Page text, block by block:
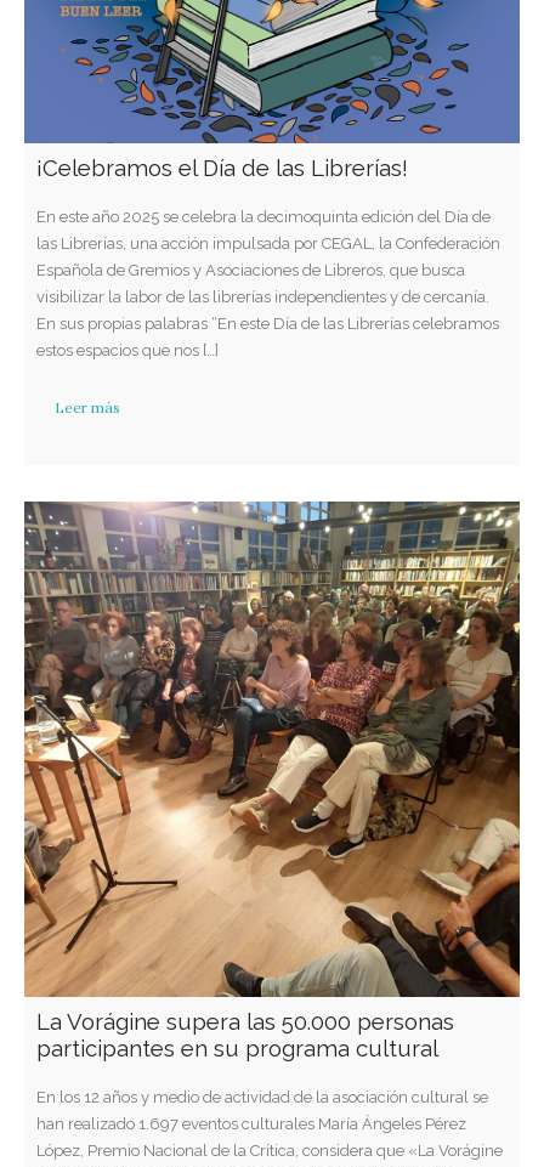
¡Celebramos el Día de las Librerías!
En este año 2025 se celebra la decimoquinta edición del Día de
las Librerías, una acción impulsada por CEGAL, la Confederación
Española de Gremios y Asociaciones de Libreros, que busca
visibilizar la labor de las librerías independientes y de cercanía.
En sus propias palabras “En este Día de las Librerías celebramos
estos espacios que nos […]
Leer más
La Vorágine supera las 50.000 personas
participantes en su programa cultural
En los 12 años y medio de actividad de la asociación cultural se
han realizado 1.697 eventos culturales María Ángeles Pérez
López, Premio Nacional de la Crítica, considera que «La Vorágine